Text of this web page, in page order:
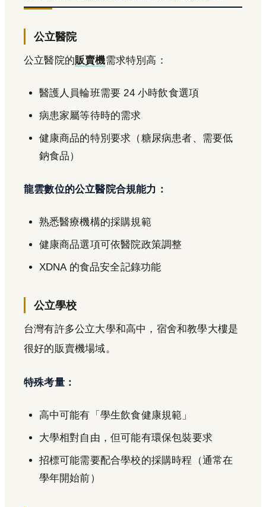
公立醫院
公立醫院的販賣機需求特別高：
醫護人員輪班需要 24 小時飲食選項
病患家屬等待時的需求
健康商品的特別要求（糖尿病患者、需要低
鈉食品）
龍雲數位的公立醫院合規能力：
熟悉醫療機構的採購規範
健康商品選項可依醫院政策調整
XDNA 的食品安全記錄功能
公立學校
台灣有許多公立大學和高中，宿舍和教學大樓是
很好的販賣機場域。
特殊考量：
高中可能有「學生飲食健康規範」
大學相對自由，但可能有環保包裝要求
招標可能需要配合學校的採購時程（通常在
學年開始前）